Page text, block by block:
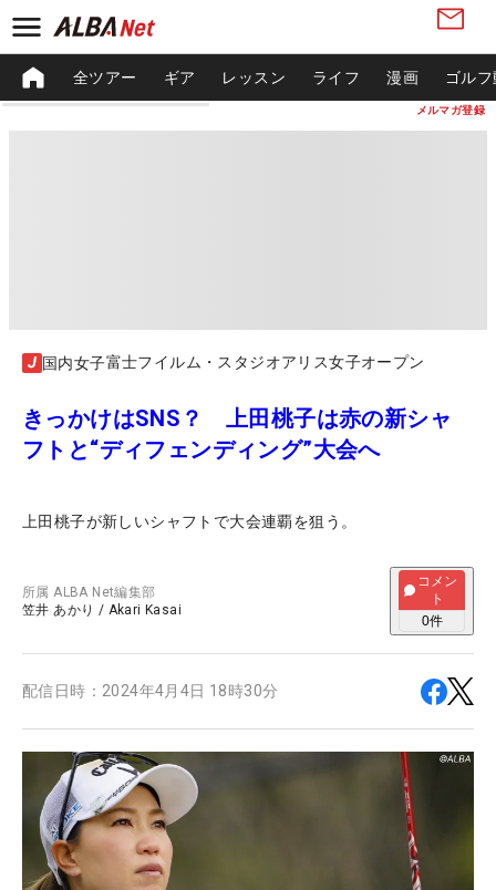
メルマガ登録
全ツアー ギア レッスン ライフ 漫画 ゴル
国内女子富士フイルム・スタジオアリス女子オープン
きっかけはSNS？ 上田桃子は赤の新シャ
フトと“ディフェンディング”大会へ
上田桃子が新しいシャフトで大会連覇を狙う。
所属ALBA Net編集部
笠井 あかり / Akari Kasai
コメン
ト
0件
配信日時： 2024年4月4日 18時30分